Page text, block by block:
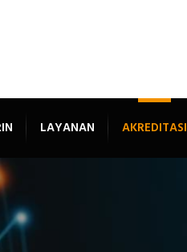
LAYANAN AKREDITASI